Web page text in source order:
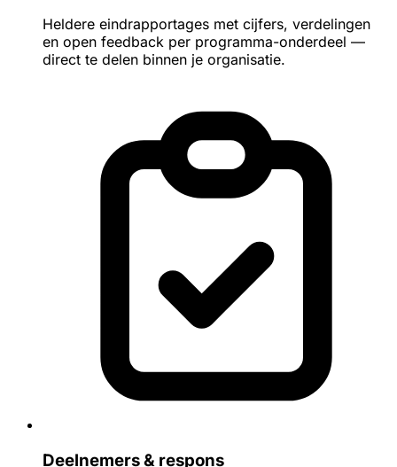
Heldere eindrapportages met cijfers, verdelingen
en open feedback per programma-onderdeel —
direct te delen binnen je organisatie.
Deelnemers & respons